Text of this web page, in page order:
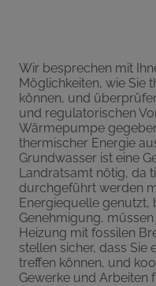
Wir besprechen mit
Möglichkeiten, wie Sie
können, und
und regulatorischen
Wärmepumpe
thermischer Energie
Grundwasser ist eine
Landratsamt nötig, da
durchgeführt werden
Energiequelle genutzt,
Genehmigung,
Heizung mit fossilen
stellen sicher, dass Sie
treffen können, und
Gewerke und Arbeiten